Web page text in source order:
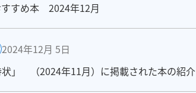
すすめ本 2024年12月
2024年12月 5日
」 （2024年11月）に掲載された本の紹介